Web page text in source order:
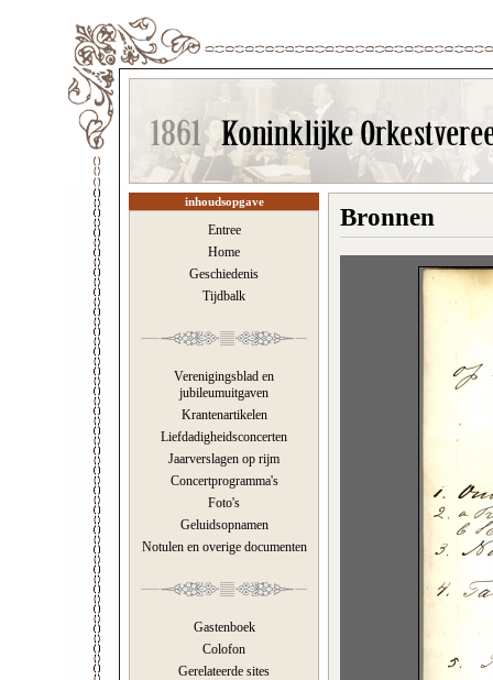
inhoudsopgave
Entree
Home
Geschiedenis
Tijdbalk
Verenigingsblad en
jubileumuitgaven
Krantenartikelen
Liefdadigheidsconcerten
Jaarverslagen op rijm
Concertprogramma's
Foto's
Geluidsopnamen
Notulen en overige documenten
Gastenboek
Colofon
Gerelateerde sites
Bronnen